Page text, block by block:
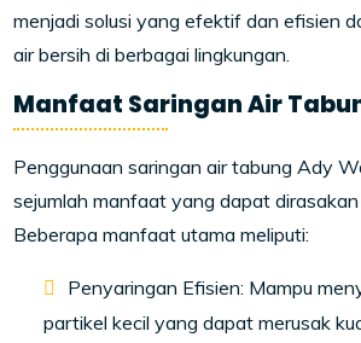
menjadi solusi yang efektif dan efisien
air bersih di berbagai lingkungan.
Manfaat Saringan Air
Penggunaan saringan air tabung Ady
sejumlah manfaat yang dapat
Beberapa manfaat utama meliputi:
Penyaringan Efisien: Mampu
partikel kecil yang dapat merusak